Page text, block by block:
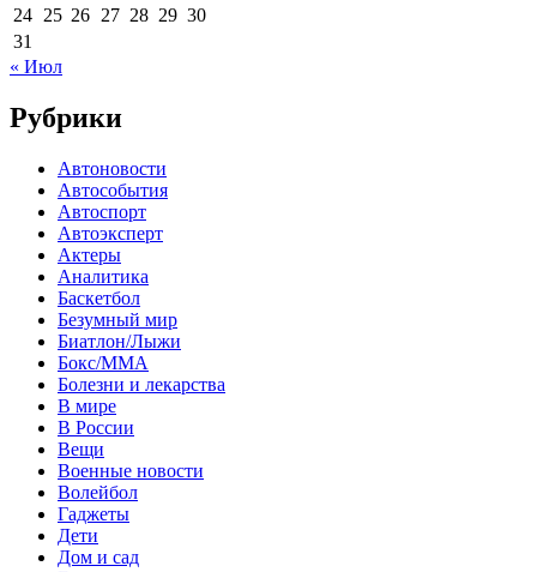
24 25 26 27 28 29 30
31
« Июл
Рубрики
Автоновости
Автособытия
Автоспорт
Автоэксперт
Актеры
Аналитика
Баскетбол
Безумный мир
Биатлон/Лыжи
Бокс/MMA
Болезни и лекарства
В мире
В России
Вещи
Военные новости
Волейбол
Гаджеты
Дети
Дом и сад